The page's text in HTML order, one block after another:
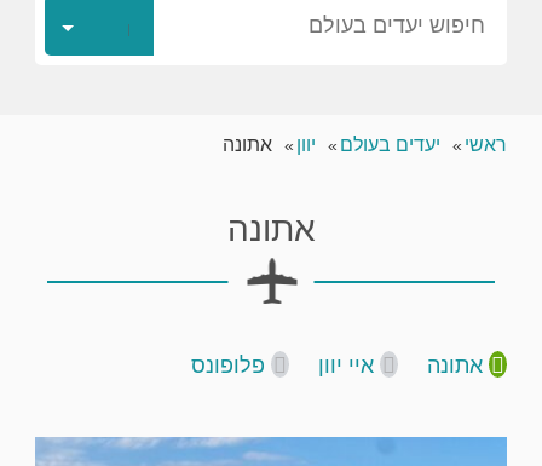
רילוקיישן לקפריסין
חיפוש יעדים בעולם
ראשי יעדים בעולם יוון אתונה
אתונה
אתונה איי יוון פלופונס